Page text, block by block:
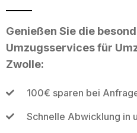
Genießen Sie die
Umzugsservices für
Zwolle:
100€ sparen bei
Schnelle Abwicklung in